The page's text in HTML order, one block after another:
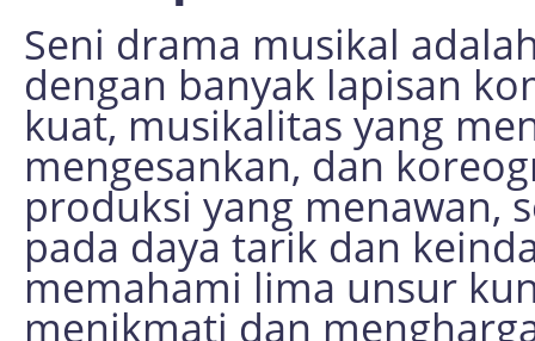
Seni drama musikal
dengan banyak lapisan
kuat, musikalitas yang
mengesankan, dan
produksi yang menawan,
pada daya tarik dan
memahami lima unsur
menikmati dan